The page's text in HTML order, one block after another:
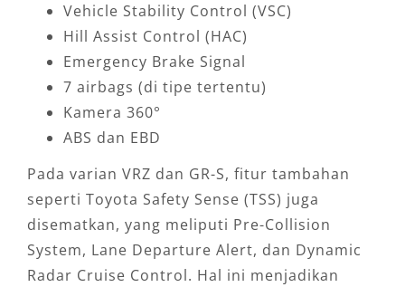
Vehicle Stability Control (VSC)
Hill Assist Control (HAC)
Emergency Brake Signal
7 airbags (di tipe tertentu)
Kamera 360°
ABS dan EBD
Pada varian VRZ dan GR-S, fitur tambahan
seperti Toyota Safety Sense (TSS) juga
disematkan, yang meliputi Pre-Collision
System, Lane Departure Alert, dan Dynamic
Radar Cruise Control. Hal ini menjadikan